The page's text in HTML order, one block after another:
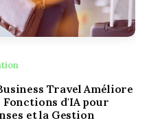
Travel Améliore
Fonctions d'IA pour
et la Gestion